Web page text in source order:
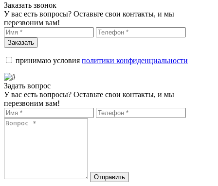
Заказать звонок
У вас есть вопросы? Оставьте свои контакты, и мы
перезвоним вам!
Заказать
принимаю условия политики конфиденциальности
Задать вопрос
У вас есть вопросы? Оставьте свои контакты, и мы
перезвоним вам!
Отправить